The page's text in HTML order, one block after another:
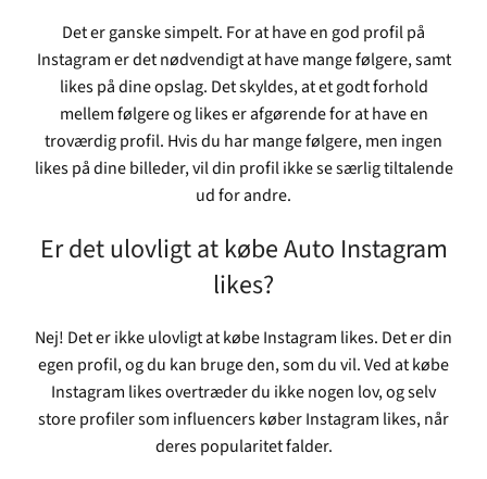
Det er ganske simpelt. For at have en god profil på
Instagram er det nødvendigt at have mange følgere, samt
likes på dine opslag. Det skyldes, at et godt forhold
mellem følgere og likes er afgørende for at have en
troværdig profil. Hvis du har mange følgere, men ingen
likes på dine billeder, vil din profil ikke se særlig tiltalende
ud for andre.
Er det ulovligt at købe Auto Instagram
likes?
Nej! Det er ikke ulovligt at købe Instagram likes. Det er din
egen profil, og du kan bruge den, som du vil. Ved at købe
Instagram likes overtræder du ikke nogen lov, og selv
store profiler som influencers køber Instagram likes, når
deres popularitet falder.